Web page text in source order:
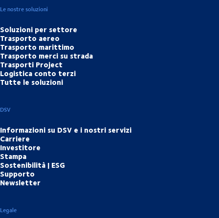
Le nostre soluzioni
Soluzioni per settore
Trasporto aereo
Trasporto marittimo
Trasporto merci su strada
Trasporti Project
Logistica conto terzi
Tutte le soluzioni
DSV
Informazioni su DSV e i nostri servizi
Carriere
Investitore
Stampa
Sostenibilità | ESG
Supporto
Newsletter
Legale